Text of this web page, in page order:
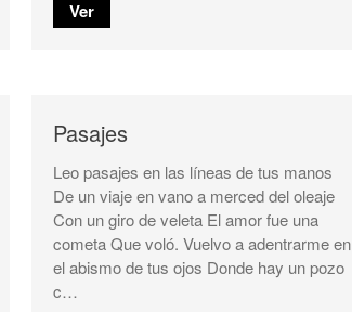
Ver
Pasajes
Leo pasajes en las líneas de tus manos
De un viaje en vano a merced del oleaje
Con un giro de veleta El amor fue una
cometa Que voló. Vuelvo a adentrarme en
el abismo de tus ojos Donde hay un pozo
c…